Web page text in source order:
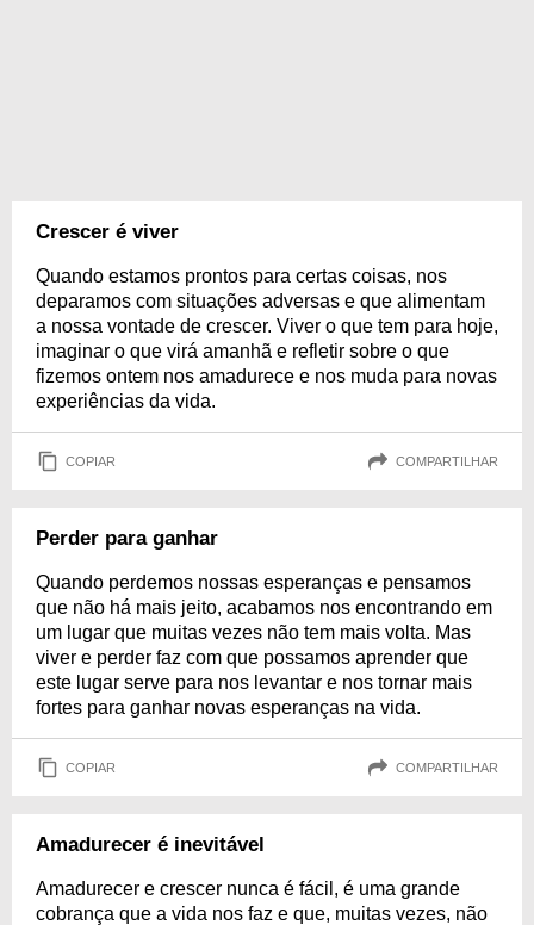
Crescer é viver
Quando estamos prontos para certas coisas, nos
deparamos com situações adversas e que alimentam
a nossa vontade de crescer. Viver o que tem para hoje,
imaginar o que virá amanhã e refletir sobre o que
fizemos ontem nos amadurece e nos muda para novas
experiências da vida.
COPIAR COMPARTILHAR
Perder para ganhar
Quando perdemos nossas esperanças e pensamos
que não há mais jeito, acabamos nos encontrando em
um lugar que muitas vezes não tem mais volta. Mas
viver e perder faz com que possamos aprender que
este lugar serve para nos levantar e nos tornar mais
fortes para ganhar novas esperanças na vida.
COPIAR COMPARTILHAR
Amadurecer é inevitável
Amadurecer e crescer nunca é fácil, é uma grande
cobrança que a vida nos faz e que, muitas vezes, não